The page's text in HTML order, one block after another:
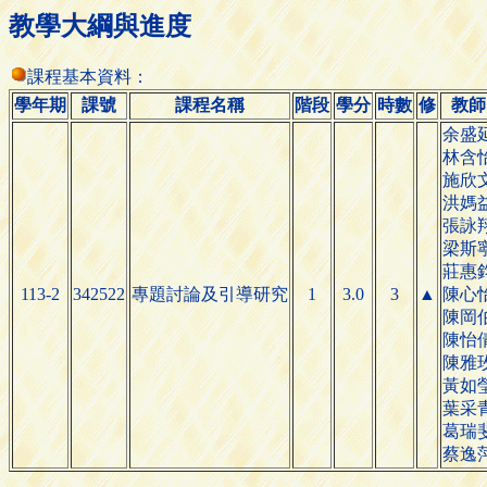
教學大綱與進度
課程基本資料：
學年期
課號 課程名稱 階段 學分 時數 修 教師
113-2 342522 專題討論及引導研究 1 3.0 3 ▲
余盛
林含
施欣
洪媽
張詠
梁斯
莊惠
陳心
陳岡
陳怡
陳雅
黃如
葉采
葛瑞
蔡逸